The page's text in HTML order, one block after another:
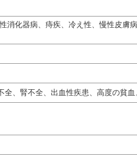
化器病、痔疾、冷え性、慢性皮膚
、腎不全、出血性疾患、高度の貧